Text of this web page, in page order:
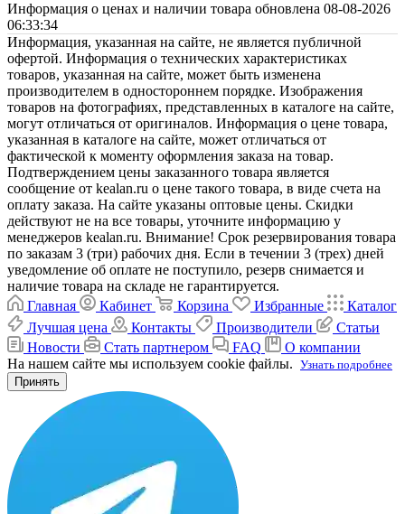
Информация о ценах и наличии товара обновлена 08-08-2026
06:33:34
Информация, указанная на сайте, не является публичной
офертой. Информация о технических характеристиках
товаров, указанная на сайте, может быть изменена
производителем в одностороннем порядке. Изображения
товаров на фотографиях, представленных в каталоге на сайте,
могут отличаться от оригиналов. Информация о цене товара,
указанная в каталоге на сайте, может отличаться от
фактической к моменту оформления заказа на товар.
Подтверждением цены заказанного товара является
сообщение от kealan.ru о цене такого товара, в виде счета на
оплату заказа. На сайте указаны оптовые цены. Скидки
действуют не на все товары, уточните информацию у
менеджеров kealan.ru. Внимание! Срок резервирования товара
по заказам 3 (три) рабочих дня. Если в течении 3 (трех) дней
уведомление об оплате не поступило, резерв снимается и
наличие товара на складе не гарантируется.
Главная
Кабинет Корзина Избранные
Каталог
Лучшая цена
Контакты Производители
Статьи
Новости
Стать партнером FAQ
О компании
На нашем сайте мы используем cookie файлы. Узнать подробнее
Принять